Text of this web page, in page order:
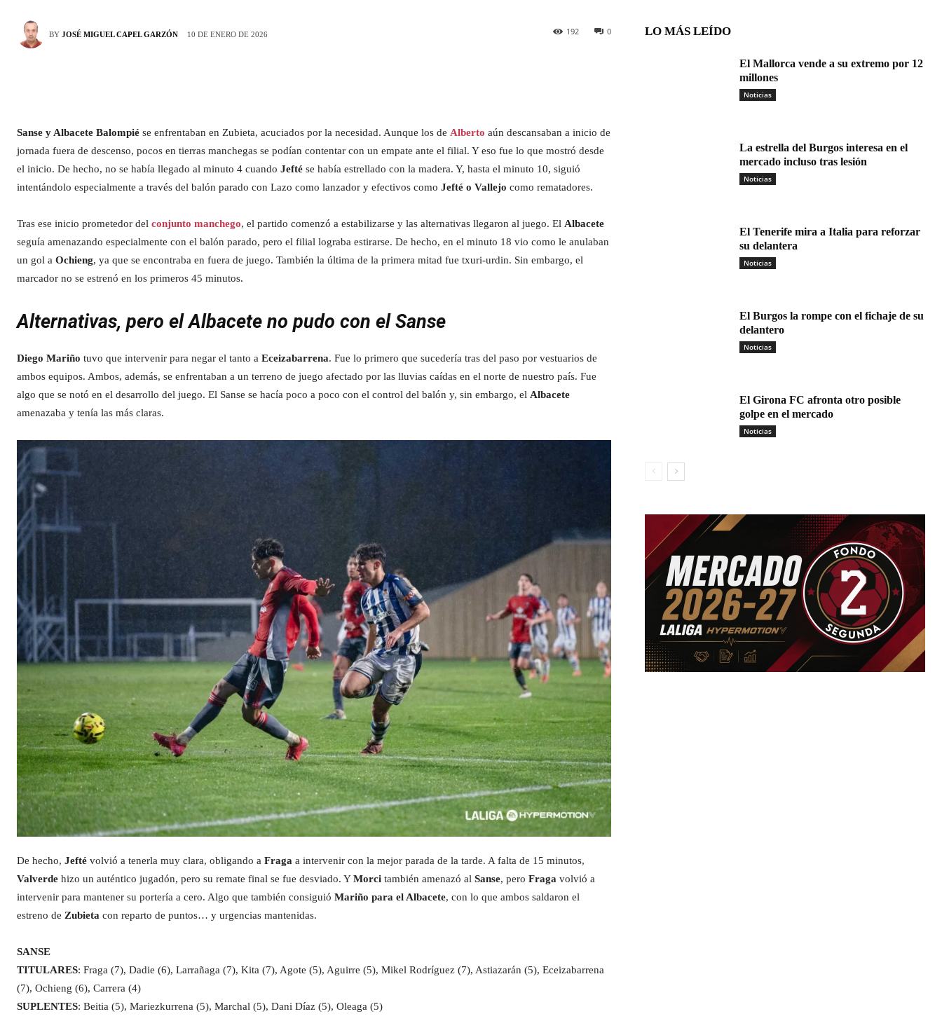
BY JOSÉ MIGUEL CAPEL GARZÓN 10 DE ENERO DE 2026 0
192
Sanse y Albacete Balompié se enfrentaban en Zubieta, acuciados por la necesidad. Aunque los de Alberto aún descansaban a inicio de
jornada fuera de descenso, pocos en tierras manchegas se podían contentar con un empate ante el filial. Y eso fue lo que mostró desde
el inicio. De hecho, no se había llegado al minuto 4 cuando Jefté se había estrellado con la madera. Y, hasta el minuto 10, siguió
intentándolo especialmente a través del balón parado con Lazo como lanzador y efectivos como Jefté o Vallejo como rematadores.
Tras ese inicio prometedor del conjunto manchego, el partido comenzó a estabilizarse y las alternativas llegaron al juego. El Albacete
seguía amenazando especialmente con el balón parado, pero el filial lograba estirarse. De hecho, en el minuto 18 vio como le anulaban
un gol a Ochieng, ya que se encontraba en fuera de juego. También la última de la primera mitad fue txuri-urdin. Sin embargo, el
marcador no se estrenó en los primeros 45 minutos.
Alternativas, pero el Albacete no pudo con el Sanse
Diego Mariño tuvo que intervenir para negar el tanto a Eceizabarrena. Fue lo primero que sucedería tras del paso por vestuarios de
ambos equipos. Ambos, además, se enfrentaban a un terreno de juego afectado por las lluvias caídas en el norte de nuestro país. Fue
algo que se notó en el desarrollo del juego. El Sanse se hacía poco a poco con el control del balón y, sin embargo, el Albacete
amenazaba y tenía las más claras.
De hecho, Jefté volvió a tenerla muy clara, obligando a Fraga a intervenir con la mejor parada de la tarde. A falta de 15 minutos,
Valverde hizo un auténtico jugadón, pero su remate final se fue desviado. YMorci también amenazó al Sanse, pero Fraga volvió a
intervenir para mantener su portería a cero. Algo que también consiguió Mariño para el Albacete, con lo que ambos saldaron el
estreno de Zubieta con reparto de puntos… y urgencias mantenidas.
SANSE
TITULARES: Fraga (7), Dadie (6), Larrañaga (7), Kita (7), Agote (5), Aguirre (5), Mikel Rodríguez (7), Astiazarán (5), Eceizabarrena
(7), Ochieng (6), Carrera (4)
SUPLENTES: Beitia (5), Mariezkurrena (5), Marchal (5), Dani Díaz (5), Oleaga (5)
LO MÁS LEÍDO
El Mallorca vende a su extremo por 12
millones
Noticias
La estrella del Burgos interesa en el
mercado incluso tras lesión
Noticias
El Tenerife mira a Italia para reforzar
su delantera
Noticias
El Burgos la rompe con el fichaje de su
delantero
Noticias
El Girona FC afronta otro posible
golpe en el mercado
Noticias